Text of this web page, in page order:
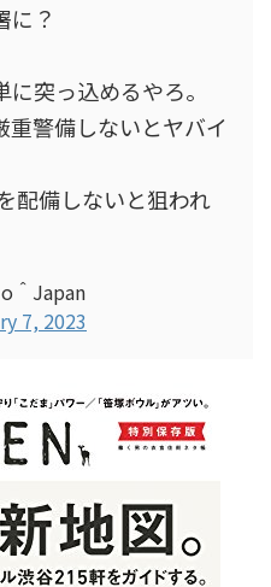
に？
突っ込めるやろ。
警備しないとヤバイ
配備しないと狙われ
＾Japan
7, 2023